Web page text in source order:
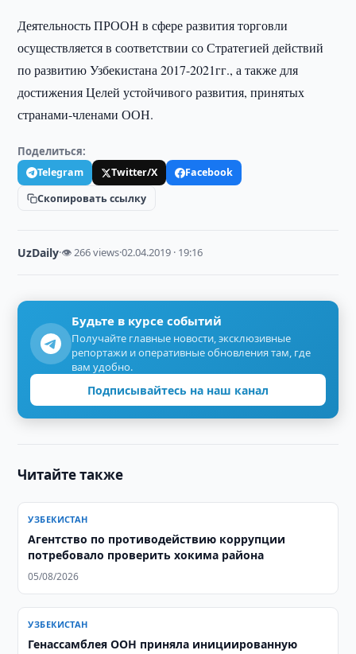
Деятельность ПРООН в сфере развития торговли
осуществляется в соответствии со Стратегией действий
по развитию Узбекистана 2017-2021гг., а также для
достижения Целей устойчивого развития, принятых
странами-членами ООН.
Поделиться:
Telegram Twitter/X
Facebook
Скопировать ссылку
UzDaily·👁 266 views·02.04.2019 · 19:16
Будьте в курсе событий
Получайте главные новости, эксклюзивные
репортажи и оперативные обновления там, где
вам удобно.
Подписывайтесь на наш канал
Читайте также
УЗБЕКИСТАН
Агентство по противодействию коррупции
потребовало проверить хокима района
05/08/2026
УЗБЕКИСТАН
Генассамблея ООН приняла инициированную